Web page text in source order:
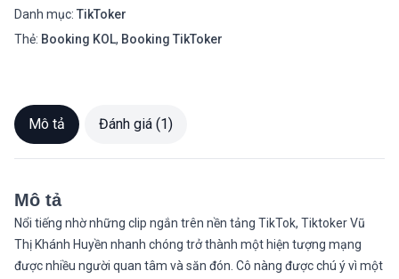
Danh mục: TikToker
Thẻ: Booking KOL, Booking TikToker
Mô tả Đánh giá (1)
Mô tả
Nổi tiếng nhờ những clip ngắn trên nền tảng TikTok, Tiktoker Vũ
Thị Khánh Huyền nhanh chóng trở thành một hiện tượng mạng
được nhiều người quan tâm và săn đón. Cô nàng được chú ý vì một